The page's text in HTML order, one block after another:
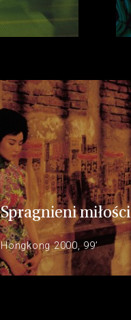
Spragnieni miłości
Hongkong 2000, 99’